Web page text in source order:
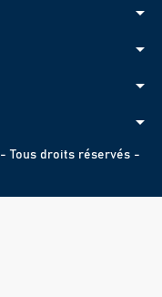
arrow_drop_down
arrow_drop_down
arrow_drop_down
arrow_drop_down
- Tous droits réservés -